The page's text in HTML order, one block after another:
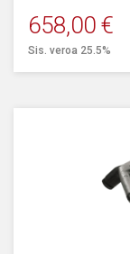
658,00 €
Sis. veroa 25.5%